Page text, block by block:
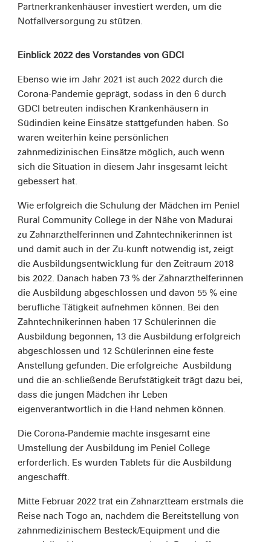
Partnerkrankenhäuser investiert werden, um die
Notfallversorgung zu stützen.
Einblick 2022 des Vorstandes von GDCI
Ebenso wie im Jahr 2021 ist auch 2022 durch die
Corona-Pandemie geprägt, sodass in den 6 durch
GDCI betreuten indischen Krankenhäusern in
Südindien keine Einsätze stattgefunden haben. So
waren weiterhin keine persönlichen
zahnmedizinischen Einsätze möglich, auch wenn
sich die Situation in diesem Jahr insgesamt leicht
gebessert hat.
Wie erfolgreich die Schulung der Mädchen im Peniel
Rural Community College in der Nähe von Madurai
zu Zahnarzthelferinnen und Zahntechnikerinnen ist
und damit auch in der Zu-kunft notwendig ist, zeigt
die Ausbildungsentwicklung für den Zeitraum 2018
bis 2022. Danach haben 73 % der Zahnarzthelferinnen
die Ausbildung abgeschlossen und davon 55 % eine
berufliche Tätigkeit aufnehmen können. Bei den
Zahntechnikerinnen haben 17 Schülerinnen die
Ausbildung begonnen, 13 die Ausbildung erfolgreich
abgeschlossen und 12 Schülerinnen eine feste
Anstellung gefunden. Die erfolgreiche Ausbildung
und die an-schließende Berufstätigkeit trägt dazu bei,
dass die jungen Mädchen ihr Leben
eigenverantwortlich in die Hand nehmen können.
Die Corona-Pandemie machte insgesamt eine
Umstellung der Ausbildung im Peniel College
erforderlich. Es wurden Tablets für die Ausbildung
angeschafft.
Mitte Februar 2022 trat ein Zahnarztteam erstmals die
Reise nach Togo an, nachdem die Bereitstellung von
zahnmedizinischem Besteck/Equipment und die